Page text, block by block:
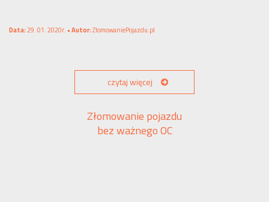
Data:29. 01. 2020r. •Autor:ZlomowaniePojazdu.pl
czytaj więcej
Złomowanie pojazdu
bez ważnego OC